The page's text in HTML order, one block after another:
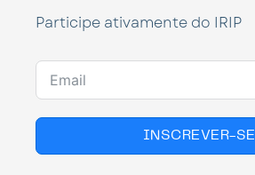
Participe ativamente do IRIP
INSCREVER-SE